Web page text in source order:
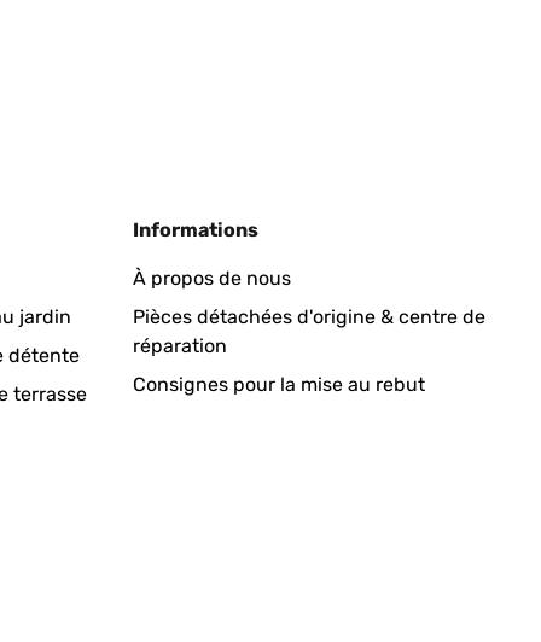
breiter sein können
zu handhaben. Ging relatif schnell! Kann ich nur
ist, war das für mich jetzt kein Problem.
jardin
détente
terrasse
Informations
À propos de nous
Pièces détachées d'origine & centre de
réparation
Consignes pour la mise au rebut